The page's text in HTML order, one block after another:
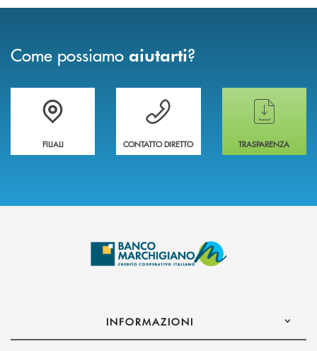
Come possiamo aiutarti?
Trova la filiale più vicina a te
FILIALI
Hai bisogno di assistenza immediata ?
CONTATTO DIRETTO
Hai bisogno di
TRASPARENZA
INFORMAZIONI